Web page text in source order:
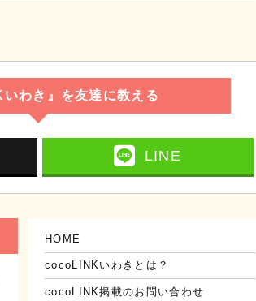
わき』を友達に教える
LINE
HOME
cocoLINKいわきとは？
cocoLINK掲載のお問い合わせ